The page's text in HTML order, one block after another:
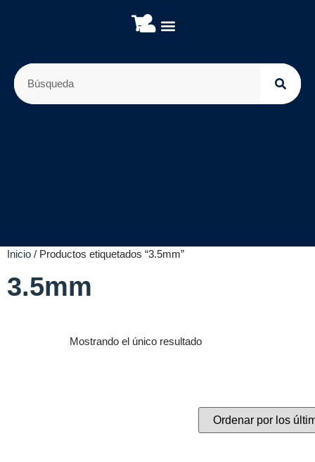
Inicio / Productos etiquetados “3.5mm”
3.5mm
Mostrando el único resultado